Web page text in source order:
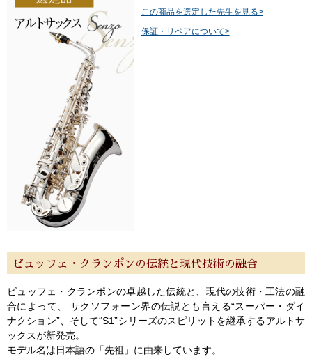
この商品を選定した先生を見る>
保証・リペアについて>
ビュッフェ・クランポンの伝統と現代技術の融合
ビュッフェ・クランポンの卓越した伝統と、現代の技術・工法の融
合によって、 サクソフォーン界の伝説とも言える“スーパー・ダイ
ナクション”、そして“S1”シリーズのスピリットを継承するアルトサ
ックスが新発売。
モデル名は日本語の「先祖」に由来しています。